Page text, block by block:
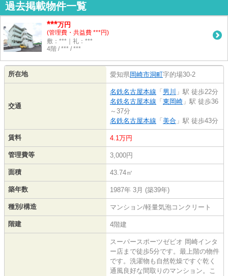
過去掲載物件一覧
***万円
(管理費・共益費 ***円)
敷：***｜礼：***
4階 / *** / ***
所在地 愛知県岡崎市洞町字的場30-2
交通
名鉄名古屋本線 「 男川 」駅 徒歩22分
名鉄名古屋本線 「 東岡崎 」駅 徒歩36
～37分
名鉄名古屋本線 「 美合 」駅 徒歩43分
賃料 4.1万円
管理費等 3,000円
面積 43.74㎡
築年数 1987年 3月 (築39年)
種別/構造 マンション/軽量気泡コンクリート
階建 4階建
スーパースポーツゼビオ 岡崎インタ
ー店まで徒歩5分です。最上階の物件
です。洗濯物も自然乾燥ですぐ乾く
通風良好な間取りのマンション。こ